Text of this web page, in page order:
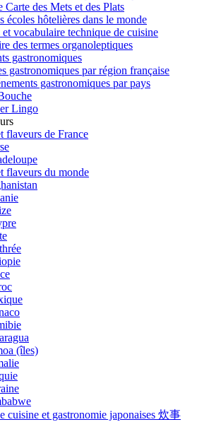
Carte des Mets et des Plats
écoles hôtelières dans le monde
et vocabulaire technique de cuisine
des termes organoleptiques
gastronomiques
gastronomiques par région française
gastronomiques par pays
Lingo
flaveurs de France
flaveurs du monde
(îles)
cuisine et gastronomie japonaises 炊事